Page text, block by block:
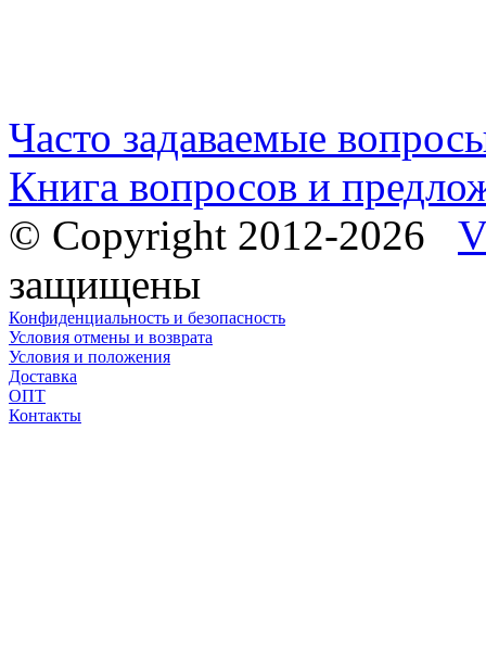
Часто задаваемые
Книга вопросов и
© Copyright 2012-2026
защищены
Конфиденциальность и безопасность
Условия отмены и возврата
Условия и положения
Доставка
ОПТ
Контакты